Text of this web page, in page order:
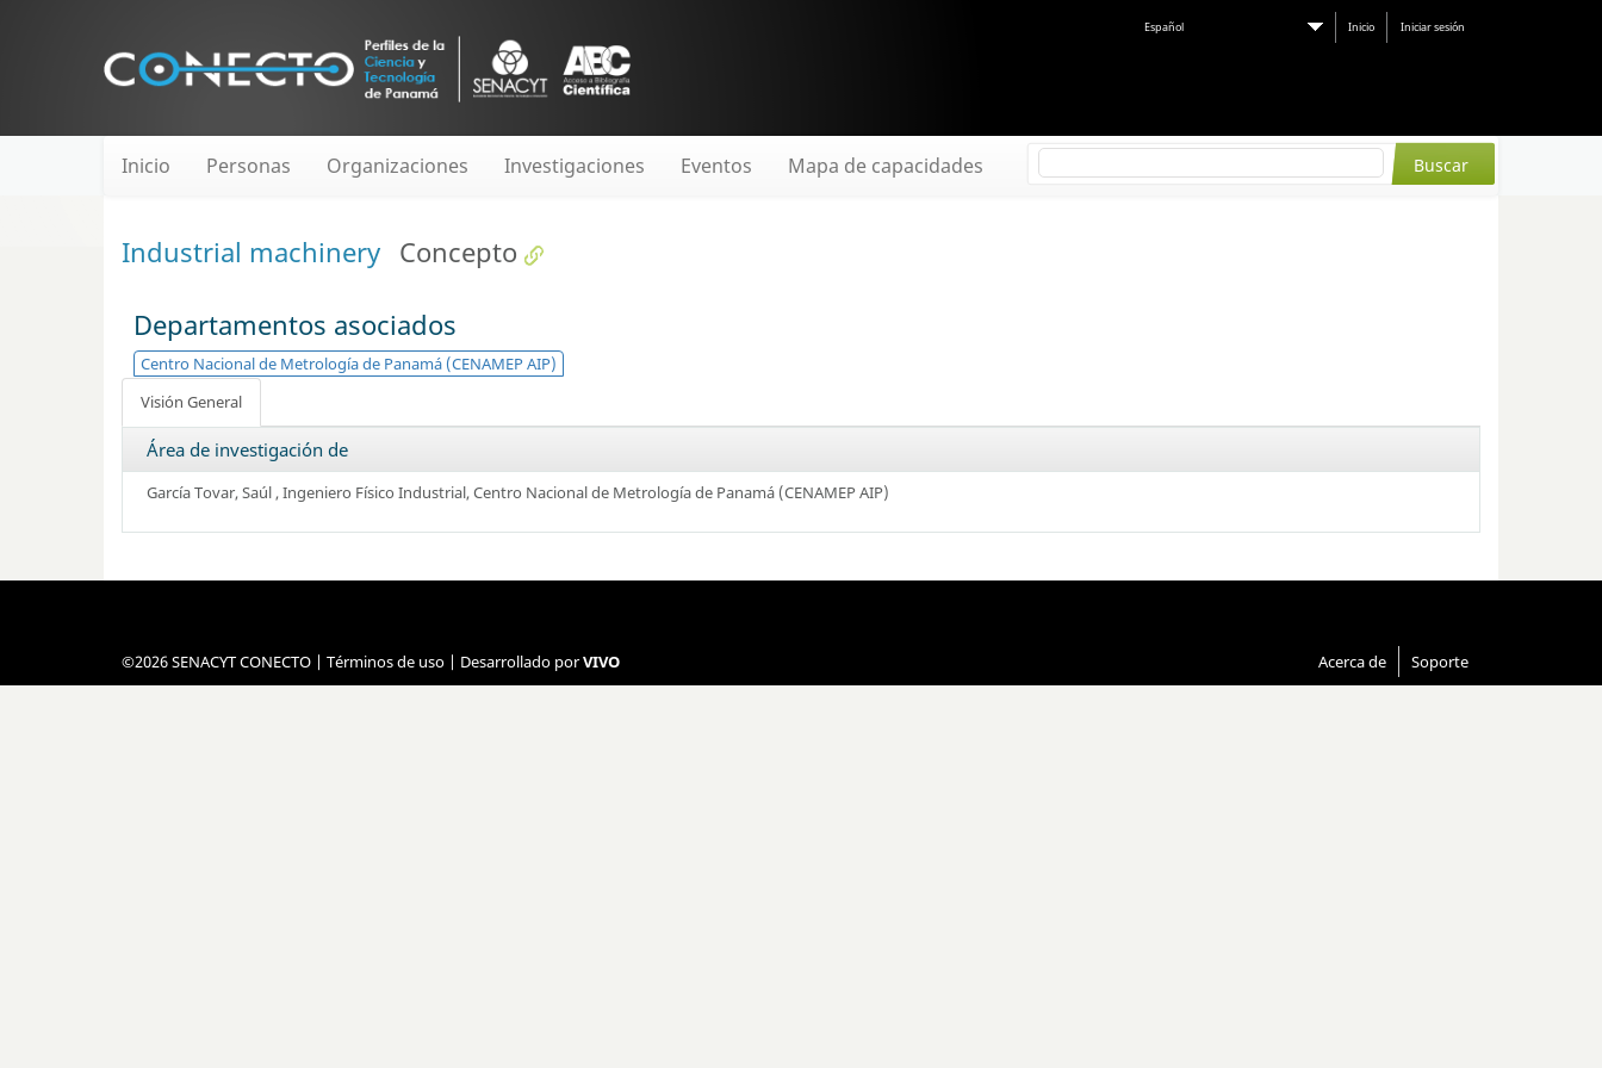
Español Inicio Iniciar sesión
Inicio Personas Organizaciones Investigaciones Eventos Mapa de capacidades
Industrial machinery Concepto
Departamentos asociados
Centro Nacional de Metrología de Panamá (CENAMEP AIP)
Visión General
Área de investigación de
García Tovar, Saúl, Ingeniero Físico Industrial,Centro Nacional de Metrología de Panamá (CENAMEP AIP)
©2026 SENACYT CONECTO | Términos de uso | Desarrollado porVIVO Acerca de Soporte